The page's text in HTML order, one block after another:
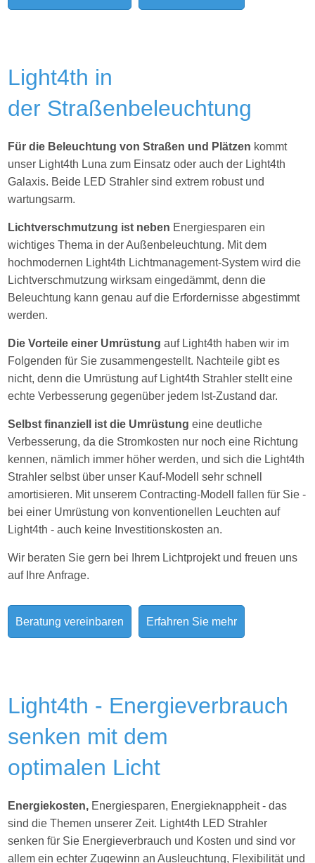
Light4th in
der Straßenbeleuchtung
Für die Beleuchtung von Straßen und Plätzen kommt
unser Light4th Luna zum Einsatz oder auch der Light4th
Galaxis. Beide LED Strahler sind extrem robust und
wartungsarm.
Lichtverschmutzung ist neben Energiesparen ein
wichtiges Thema in der Außenbeleuchtung. Mit dem
hochmodernen Light4th Lichtmanagement-System wird die
Lichtverschmutzung wirksam eingedämmt, denn die
Beleuchtung kann genau auf die Erfordernisse abgestimmt
werden.
Die Vorteile einer Umrüstungauf Light4th haben wir im
Folgenden für Sie zusammengestellt. Nachteile gibt es
nicht, denn die Umrüstung auf Light4th Strahler stellt eine
echte Verbesserung gegenüber jedem Ist-Zustand dar.
Selbst finanziell ist die Umrüstung eine deutliche
Verbesserung, da die Stromkosten nur noch eine Richtung
kennen, nämlich immer höher werden, und sich die Light4th
Strahler selbst über unser Kauf-Modell sehr schnell
amortisieren. Mit unserem Contracting-Modell fallen für Sie -
bei einer Umrüstung von konventionellen Leuchten auf
Light4th - auch keine Investitionskosten an.
Wir beraten Sie gern bei Ihrem Lichtprojekt und freuen uns
auf Ihre Anfrage.
Beratung vereinbaren Erfahren Sie mehr
Light4th - Energieverbrauch
senken mit dem
optimalen Licht
Energiekosten, Energiesparen, Energieknappheit - das
sind die Themen unserer Zeit. Light4th LED Strahler
senken für Sie Energieverbrauch und Kosten und sind vor
allem ein echter Zugewinn an Ausleuchtung, Flexibilität und